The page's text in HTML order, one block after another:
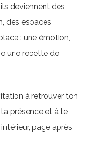
deviennent des
des espaces
: une émotion,
une recette de
à retrouver ton
présence et à te
page après